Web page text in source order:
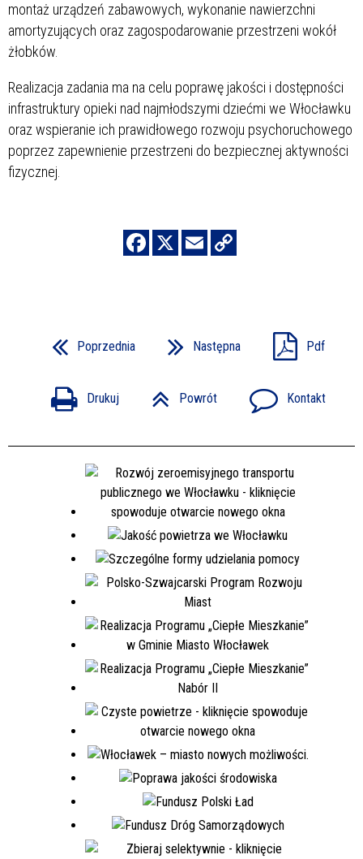
montaż urządzeń zabawowych, wykonanie nawierzchni
amortyzujących oraz zagospodarowanie przestrzeni wokół
żłobków.
Realizacja zadania ma na celu poprawę jakości i dostępności
infrastruktury opieki nad najmłodszymi dziećmi we Włocławku
oraz wspieranie ich prawidłowego rozwoju psychoruchowego
poprzez zapewnienie przestrzeni do bezpiecznej aktywności
fizycznej.
Poprzednia Następna Pdf
Drukuj Powrót Kontakt